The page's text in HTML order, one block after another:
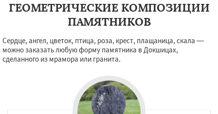
ГЕОМЕТРИЧЕСКИЕ КОМПОЗИЦИИ
ПАМЯТНИКОВ
Сердце, ангел, цветок, птица, роза, крест, плащаница, скала —
можно заказать любую форму памятника в Докшицах,
сделанного из мрамора или гранита.